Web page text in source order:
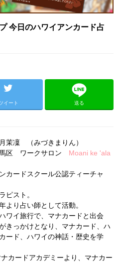
今日のハワイアンカード占
イート 送る
茉凜 （みづきまりん）
区 ワークサロン Moani ke 'ala
カードスクール公認ティーチャ
ピスト。
より占い師として活動。
ワイ旅行で、マナカードと出会
きっかけとなり、マナカード、ハ
ード、ハワイの神話・歴史を学
カードアカデミーより、マナカー